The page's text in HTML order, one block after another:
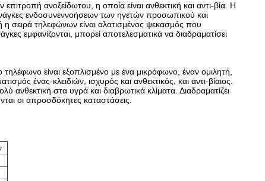
ανοξείδωτου, η οποία είναι ανθεκτική και αντι-βία. Η
ενδοσυνεννοήσεων των ηγετών προσωπικού και
σειρά τηλεφώνων είναι αλατισμένος ψεκασμός που
εμφανίζονται, μπορεί αποτελεσματικά να διαδραματίσει
είναι εξοπλισμένο με ένα μικρόφωνο, έναν ομιλητή,
ένας-κλειδιών, ισχυρός και ανθεκτικός, και αντι-βίαιος.
ανθεκτική στα υγρά και διαβρωτικά κλίματα. Διαδραματίζει
οι απροσδόκητες καταστάσεις.